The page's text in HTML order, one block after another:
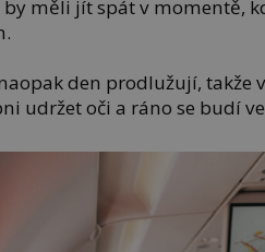
by měli jít spát v momentě,
den prodlužují, takže
udržet oči a ráno se budí